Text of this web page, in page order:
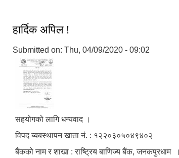
हार्दिक अपिल !
Submitted on: Thu, 04/09/2020 - 09:02
सहयोगको लागि धन्यवाद ।
विपद ब्यबस्थापन खाता नं. : १२२०३०५०४९४०२
बैंकको नाम र शाखा : राष्ट्रिय बाणिज्य बैंक, जनकपुरधाम ।